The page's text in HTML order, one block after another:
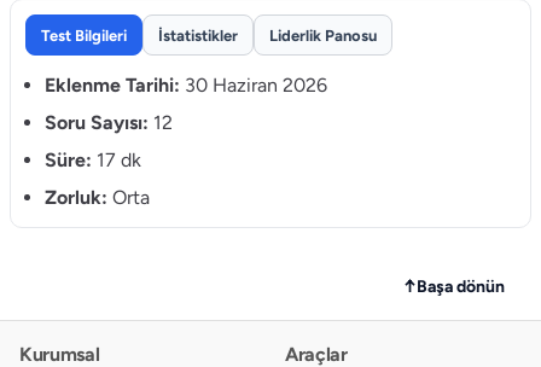
8. A B C
10. A
12. A B C D
Test Bilgileri İstatistikler Liderlik Panosu
Eklenme Tarihi: 30 Haziran 2026
Soru Sayısı: 12
Süre: 17 dk
Zorluk: Orta
↑Başa dönün
Kurumsal Araçlar